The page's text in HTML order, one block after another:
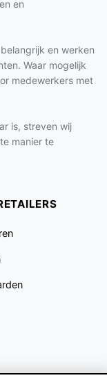
en
en werken
Waar mogelijk
medewerkers met
is, streven wij
manier te